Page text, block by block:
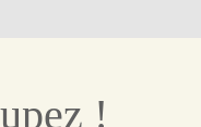
!